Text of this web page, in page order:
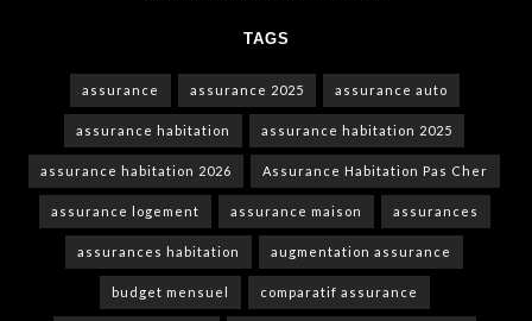
TAGS
assurance assurance 2025 assurance auto
assurance habitation assurance habitation 2025
assurance habitation 2026 Assurance Habitation Pas Cher
assurance logement assurance maison assurances
assurances habitation augmentation assurance
budget mensuel comparatif assurance